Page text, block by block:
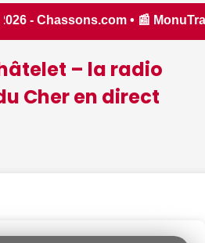
MonuTrack : une
– la radio
Cher en direct